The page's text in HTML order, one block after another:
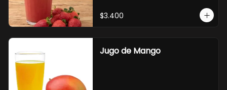
$3.400
Jugo de Mango